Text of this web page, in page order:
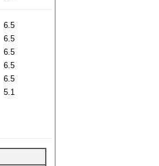
6.5
6.5
6.5
6.5
6.5
5.1